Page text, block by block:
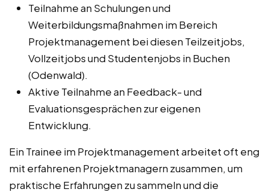
Teilnahme an Schulungen und
Weiterbildungsmaßnahmen im Bereich
Projektmanagement bei diesen Teilzeitjobs,
Vollzeitjobs und Studentenjobs in Buchen
(Odenwald).
Aktive Teilnahme an Feedback- und
Evaluationsgesprächen zur eigenen
Entwicklung.
Ein Trainee im Projektmanagement arbeitet oft eng
mit erfahrenen Projektmanagern zusammen, um
praktische Erfahrungen zu sammeln und die